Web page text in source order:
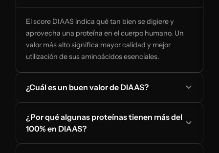
El score DIAAS indica qué tan bien se digiere y
aprovecha una proteína en el cuerpo humano. Un
valor más alto significa mayor calidad y mejor
utilización de sus aminoácidos esenciales.
¿Cuál es un buen valor de DIAAS?
¿Por qué algunas proteínas tienen más del
100% en DIAAS?